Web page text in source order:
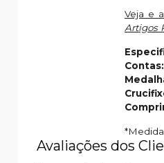
Veja e
Artigos
Contas:
Avaliações dos